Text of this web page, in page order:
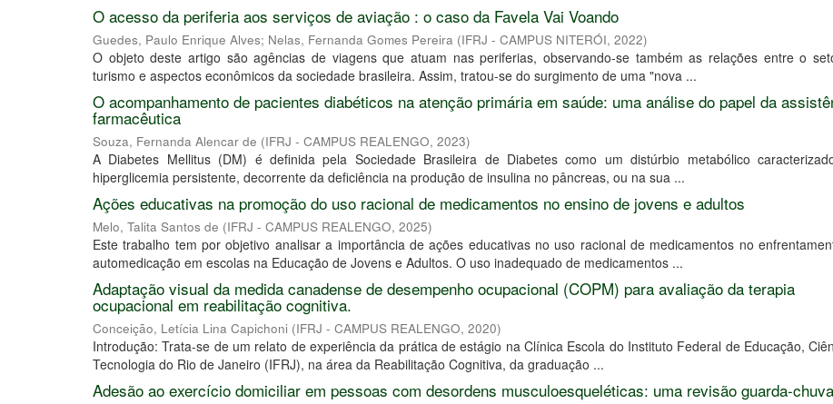
O acesso da periferia aos serviços de aviação : o caso da Favela Vai Voando
Guedes, Paulo Enrique Alves; Nelas, Fernanda Gomes Pereira (IFRJ - CAMPUS NITERÓI, 2022)
O objeto deste artigo são agências de viagens que atuam nas periferias, observando-se também as relações entre o
turismo e aspectos econômicos da sociedade brasileira. Assim, tratou-se do surgimento de uma "nova ...
O acompanhamento de pacientes diabéticos na atenção primária em saúde: uma análise do papel da
farmacêutica
Souza, Fernanda Alencar de (IFRJ - CAMPUS REALENGO, 2023)
A Diabetes Mellitus (DM) é definida pela Sociedade Brasileira de Diabetes como um distúrbio metabólico
hiperglicemia persistente, decorrente da deficiência na produção de insulina no pâncreas, ou na sua ...
Ações educativas na promoção do uso racional de medicamentos no ensino de jovens e adultos
Melo, Talita Santos de (IFRJ - CAMPUS REALENGO, 2025)
Este trabalho tem por objetivo analisar a importância de ações educativas no uso racional de medicamentos no
automedicação em escolas na Educação de Jovens e Adultos. O uso inadequado de medicamentos ...
Adaptação visual da medida canadense de desempenho ocupacional (COPM) para avaliação da terapia
ocupacional em reabilitação cognitiva.
Conceição, Letícia Lina Capichoni (IFRJ - CAMPUS REALENGO, 2020)
Introdução: Trata-se de um relato de experiência da prática de estágio na Clínica Escola do Instituto Federal de Educação,
Tecnologia do Rio de Janeiro (IFRJ), na área da Reabilitação Cognitiva, da graduação ...
Adesão ao exercício domiciliar em pessoas com desordens musculoesqueléticas: uma revisão guarda-